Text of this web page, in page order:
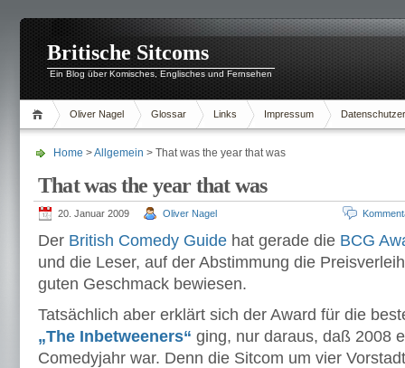
Britische Sitcoms
Ein Blog über Komisches, Englisches und Fernsehen
Oliver Nagel Glossar Links Impressum
Home >Allgemein > That was the year that was
That was the year that was
20. Januar 2009 Oliver Nagel
Der British Comedy Guide hat gerade die BCG
und die Leser, auf der Abstimmung die
guten Geschmack bewiesen.
Tatsächlich aber erklärt sich der Award für die
„The Inbetweeners“ ging, nur daraus, daß 2008
Comedyjahr war. Denn die Sitcom um vier